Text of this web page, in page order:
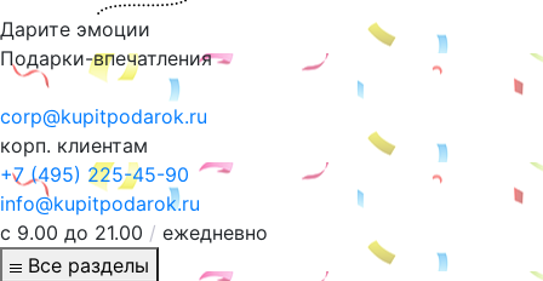
Дарите эмоции
Подарки-впечатления
corp@kupitpodarok.ru
корп. клиентам
+7 (495) 225-45-90
info@kupitpodarok.ru
с 9.00 до 21.00 / ежедневно
Все разделы